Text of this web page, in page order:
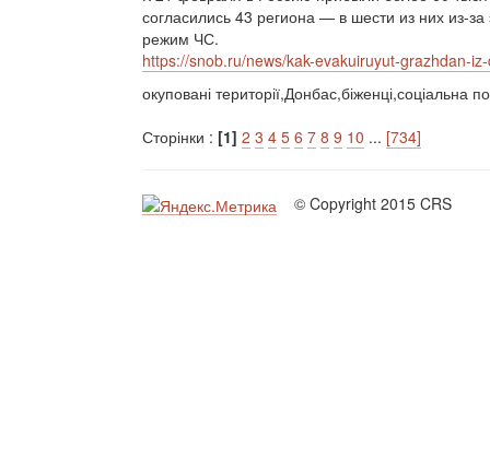
согласились 43 региона — в шести из них из-
режим ЧС.
https://snob.ru/news/kak-evakuiruyut-grazhdan-
окуповані території,Донбас,біженці,соціальна
Сторінки : [1] 2 3 4 5 6 7 8 9 10 ... [734]
© Copyright 2015 CRS